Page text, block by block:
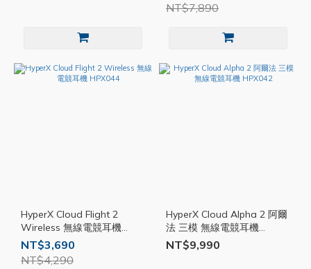
NT$7,890
HyperX Cloud Flight 2
Wireless 無線電競耳機
HPX044
NT$3,690
NT$4,290
HyperX Cloud Alpha 2 阿爾
法 三模 無線電競耳機
HPX042
NT$9,990